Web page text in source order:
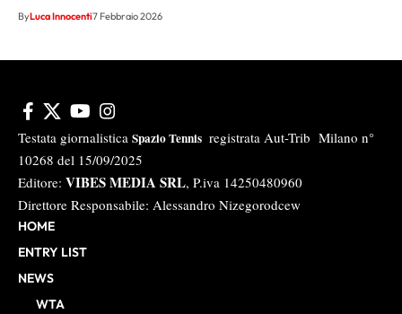
ByLuca Innocenti7 Febbraio 2026
Testata giornalistica Spazio Tennis registrata Aut-Trib Milano n°
10268 del 15/09/2025
Editore: VIBES MEDIA SRL, P.iva 14250480960
Direttore Responsabile: Alessandro Nizegorodcew
HOME
ENTRY LIST
NEWS
WTA